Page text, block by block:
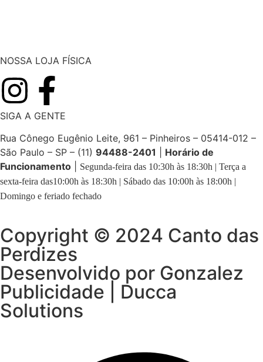
NOSSA LOJA FÍSICA
SIGA A GENTE
Rua Cônego Eugênio Leite, 961 – Pinheiros – 05414-012 –
São Paulo – SP – (11) 94488-2401
Horário de
Funcionamento
Segunda-feira das 10:30h às 18:30h | Terça a
sexta-feira das10:00h às 18:30h | Sábado das 10:00h às 18:00h |
Domingo e feriado fechado
Copyright © 2024 Canto das
Perdizes
Desenvolvido por Gonzalez
Publicidade | Ducca
Solutions